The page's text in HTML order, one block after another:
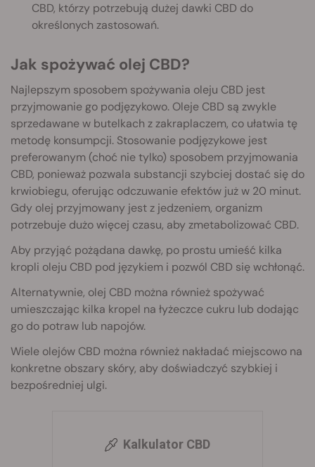
CBD, którzy potrzebują dużej dawki CBD do
określonych zastosowań.
Jak spożywać olej CBD?
Najlepszym sposobem spożywania oleju CBD jest
przyjmowanie go podjęzykowo. Oleje CBD są zwykle
sprzedawane w butelkach z zakraplaczem, co ułatwia tę
metodę konsumpcji. Stosowanie podjęzykowe jest
preferowanym (choć nie tylko) sposobem przyjmowania
CBD, ponieważ pozwala substancji szybciej dostać się do
krwiobiegu, oferując odczuwanie efektów już w 20 minut.
Gdy olej przyjmowany jest z jedzeniem, organizm
potrzebuje dużo więcej czasu, aby zmetabolizować CBD.
Aby przyjąć pożądana dawkę, po prostu umieść kilka
kropli oleju CBD pod językiem i pozwól CBD się wchłonąć.
Alternatywnie, olej CBD można również spożywać
umieszczając kilka kropel na łyżeczce cukru lub dodając
go do potraw lub napojów.
Wiele olejów CBD można również nakładać miejscowo na
konkretne obszary skóry, aby doświadczyć szybkiej i
bezpośredniej ulgi.
Kalkulator CBD